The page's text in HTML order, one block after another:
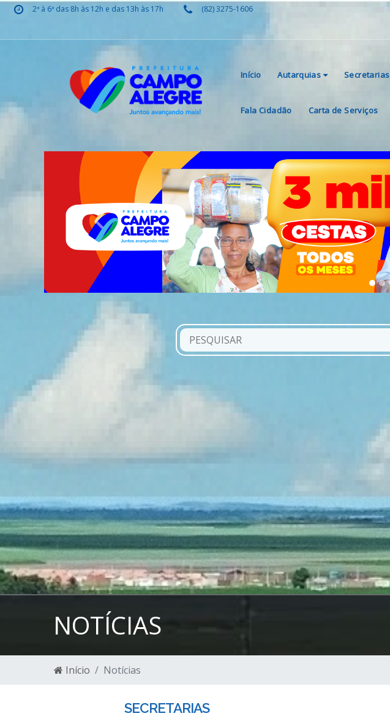
2ª à 6ª das 8h às 12h e das 13h às 17h (82) 3275-1606
Início Autarquias Secretarias
Fala Cidadão Carta de Serviços
Previous
NOTÍCIAS
Início Notícias
SECRETARIAS